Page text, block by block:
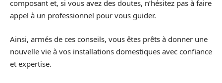
composant et, si vous avez des doutes, n’hésitez pas à faire
appel à un professionnel pour vous guider.
Ainsi, armés de ces conseils, vous êtes prêts à donner une
nouvelle vie à vos installations domestiques avec confiance
et expertise.